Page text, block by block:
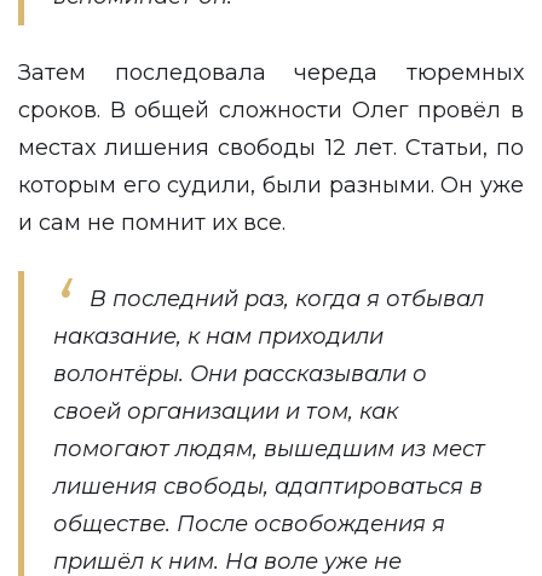
Затем последовала череда тюремных
сроков. В общей сложности Олег провёл в
местах лишения свободы 12 лет. Статьи, по
которым его судили, были разными. Он уже
и сам не помнит их все.
В последний раз, когда я отбывал
наказание, к нам приходили
волонтёры. Они рассказывали о
своей организации и том, как
помогают людям, вышедшим из мест
лишения свободы, адаптироваться в
обществе. После освобождения я
пришёл к ним. На воле уже не